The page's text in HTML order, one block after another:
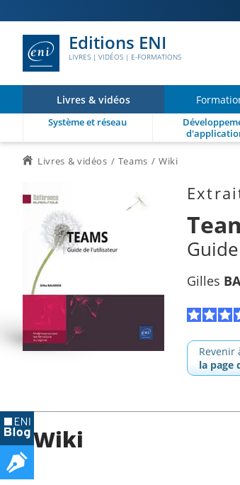
Editions ENI
LIVRES | VIDÉOS | E-FORMATIONS
Livres & vidéos
Système et réseau
Livres & vidéos Teams Wiki
Gilles
Revenir
la page
Wiki